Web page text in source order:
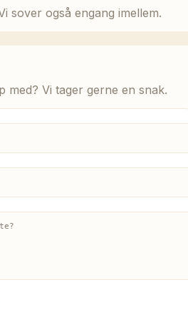
sover også engang imellem.
med? Vi tager gerne en snak.